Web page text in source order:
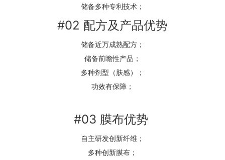
储备多种专利技术；
#02 配方及产品优势
储备近万成熟配方；
储备前瞻性产品；
多种剂型（肤感）；
功效有保障；
#03 膜布优势
自主研发创新纤维；
多种创新膜布；